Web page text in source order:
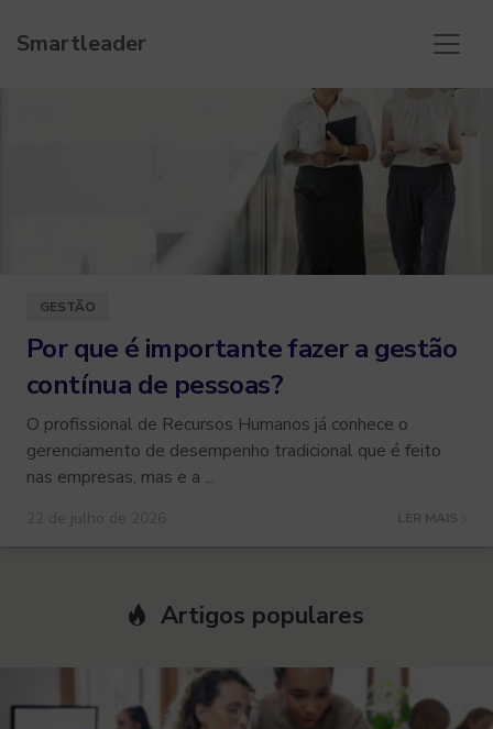
Smartleader
GESTÃO
Por que é importante fazer a gestão
contínua de pessoas?
O profissional de Recursos Humanos já conhece o
gerenciamento de desempenho tradicional que é feito
nas empresas, mas e a ...
22 de julho de 2026 LER MAIS
Artigos populares